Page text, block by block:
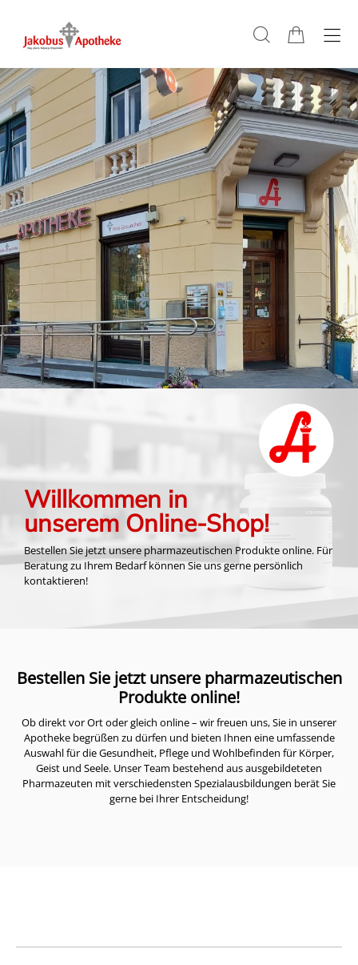
Willkommen in
unserem Online-Shop!
Bestellen Sie jetzt unsere pharmazeutischen Produkte online. Für
Beratung zu Ihrem Bedarf können Sie uns gerne persönlich
kontaktieren!
Bestellen Sie jetzt unsere pharmazeutischen
Produkte online!
Ob direkt vor Ort oder gleich online – wir freuen uns, Sie in unserer
Apotheke begrüßen zu dürfen und bieten Ihnen eine umfassende
Auswahl für die Gesundheit, Pflege und Wohlbefinden für Körper,
Geist und Seele. Unser Team bestehend aus ausgebildeteten
Pharmazeuten mit verschiedensten Spezialausbildungen berät Sie
gerne bei Ihrer Entscheidung!